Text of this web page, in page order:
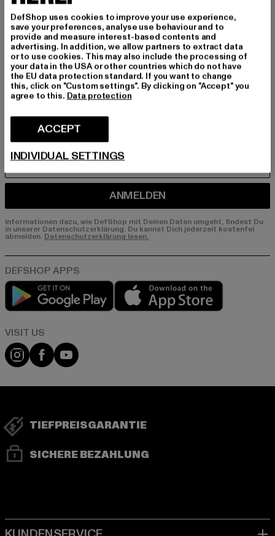
Melde dich hier für unseren Newsletter an und
erhalte künftig Informationen über aktuelle Tre
nds, Angebote und Gutscheine von DefShop p
er E-Mail!
An welchen Produkten bist du interessiert?
MÄNNER
FRAUEN
E-MAIL
ANMELDEN
Informationen dazu, wie DefShop mit Deinen Daten umgeht, findest Du
in unserer Datenschutzerklärung. Du kannst Dich jederzeit kostenfei
abmelden.Datenschutzerklärung lesen.
Play market
Visit our Instagram page:
Visit our Facebook page:
Visit our YouTube channel:
TIEFPREISGARANTIE
SICHERE BEZAHLUNG
DefShop uses cookies to improve your use experience,
save your preferences, analyse use behaviour and to
provide and measure interest-based contents and
advertising. In addition, we allow partners to extract data
or to use cookies. This may also include the processing of
your data in the USA or other countries which do not have
the EU data protection standard. If you want to change
this, click on "Custom settings". By clicking on "Accept" you
agree to this. Data protection
ACCEPT
INDIVIDUAL SETTINGS